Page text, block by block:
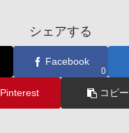
シェアする
Facebook
0
Pinterest コピー